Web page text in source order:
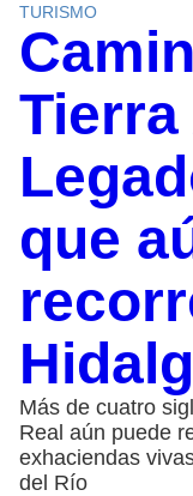
TURISMO
que
Más de cuatro
Real aún puede
exhaciendas
del Río